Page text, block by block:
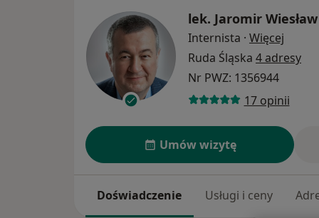
lek. Jaromir
Internista · Więcej
Ruda Śląska 4 adresy
Nr PWZ: 1356944
17 opinii
Umów wizytę
Doświadczenie Usługi i ceny